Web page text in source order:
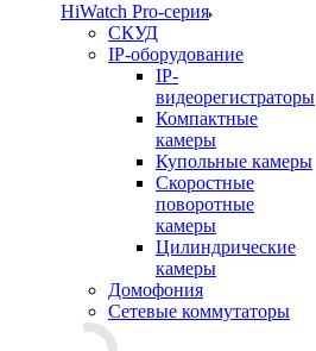
HiWatch Pro-серия
CКУД
IP-оборудование
IP-
видеорегистраторы
Компактные
камеры
Купольные камеры
Скоростные
поворотные
камеры
Цилиндрические
камеры
Домофония
Сетевые коммутаторы